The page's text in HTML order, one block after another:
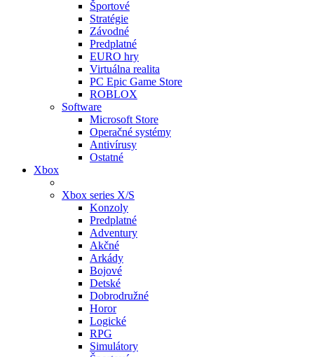
Športové
Stratégie
Závodné
Predplatné
EURO hry
Virtuálna realita
PC Epic Game Store
ROBLOX
Software
Microsoft Store
Operačné systémy
Antivírusy
Ostatné
Xbox
Xbox series X/S
Konzoly
Predplatné
Adventury
Akčné
Arkády
Bojové
Detské
Dobrodružné
Horor
Logické
RPG
Simulátory